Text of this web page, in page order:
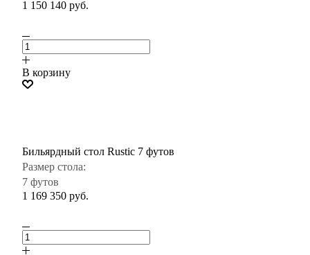
1 150 140 руб.
В корзину
Бильярдный стол Rustic 7 футов
Размер стола:
7 футов
1 169 350 руб.